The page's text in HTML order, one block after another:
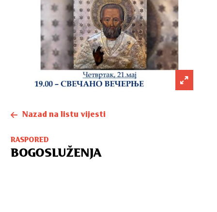
Nazad na listu vijesti
RASPORED
BOGOSLUŽENJA